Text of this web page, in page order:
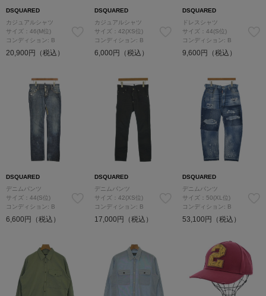
DSQUARED
カジュアルシャツ
サイズ：46(M位)
コンディション: B
20,900円（税込）
DSQUARED
カジュアルシャツ
サイズ：42(XS位)
コンディション: B
6,000円（税込）
DSQUARED
ドレスシャツ
サイズ：44(S位)
コンディション: B
9,600円（税込）
DSQUARED
デニムパンツ
サイズ：44(S位)
コンディション: B
6,600円（税込）
DSQUARED
デニムパンツ
サイズ：42(XS位)
コンディション: B
17,000円（税込）
DSQUARED
デニムパンツ
サイズ：50(XL位)
コンディション: B
53,100円（税込）